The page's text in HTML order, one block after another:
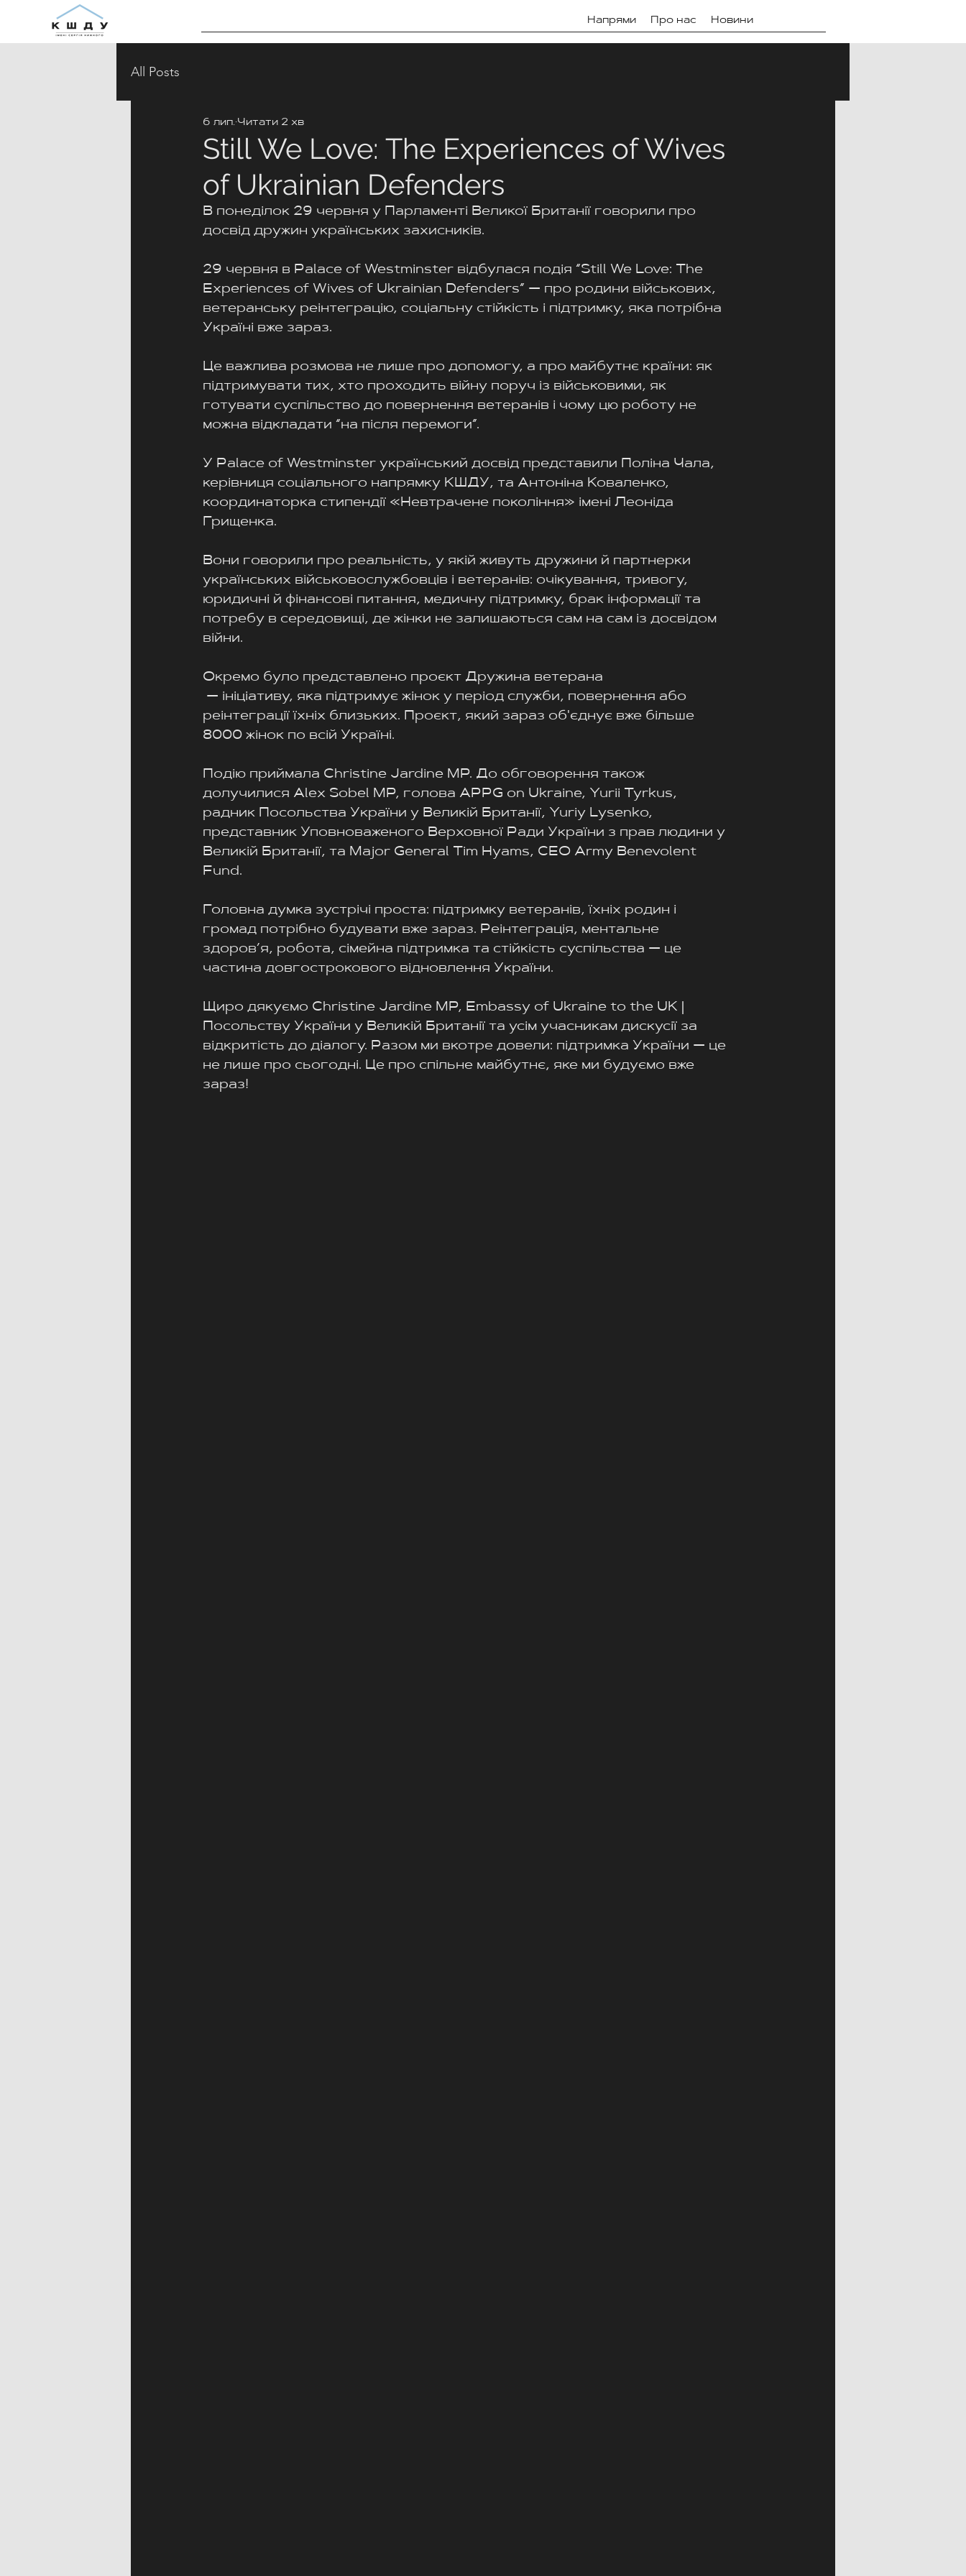
Напрями Про нас Новини
All Posts
Still We Love: The Experiences of Wives
of Ukrainian Defenders
6 лип. Читати 2 хв
В понеділок 29 червня у Парламенті Великої Британії говорили про
досвід дружин українських захисників.
29 червня в Palace of Westminster відбулася подія “Still We Love: The
Experiences of Wives of Ukrainian Defenders” — про родини військових,
ветеранську реінтеграцію, соціальну стійкість і підтримку, яка потрібна
Україні вже зараз.
Це важлива розмова не лише про допомогу, а про майбутнє країни: як
підтримувати тих, хто проходить війну поруч із військовими, як
готувати суспільство до повернення ветеранів і чому цю роботу не
можна відкладати “на після перемоги”.
У Palace of Westminster український досвід представили Поліна Чала,
керівниця соціального напрямку КШДУ, та Антоніна Коваленко,
координаторка стипендії «Невтрачене покоління» імені Леоніда
Грищенка.
Вони говорили про реальність, у якій живуть дружини й партнерки
українських військовослужбовців і ветеранів: очікування, тривогу,
юридичні й фінансові питання, медичну підтримку, брак інформації та
потребу в середовищі, де жінки не залишаються сам на сам із досвідом
війни.
Окремо було представлено проєкт Дружина ветерана
— ініціативу, яка підтримує жінок у період служби, повернення або
реінтеграції їхніх близьких. Проєкт, який зараз об'єднує вже більше
8000 жінок по всій Україні.
Подію приймала Christine Jardine MP. До обговорення також
долучилися Alex Sobel MP, голова APPG on Ukraine, Yurii Tyrkus,
радник Посольства України у Великій Британії, Yuriy Lysenko,
представник Уповноваженого Верховної Ради України з прав людини у
Великій Британії, та Major General Tim Hyams, CEO Army Benevolent
Fund.
Головна думка зустрічі проста: підтримку ветеранів, їхніх родин і
громад потрібно будувати вже зараз. Реінтеграція, ментальне
здоров’я, робота, сімейна підтримка та стійкість суспільства — це
частина довгострокового відновлення України.
Щиро дякуємо Christine Jardine MP, Embassy of Ukraine to the UK |
Посольству України у Великій Британії та усім учасникам дискусії за
відкритість до діалогу. Разом ми вкотре довели: підтримка України — це
не лише про сьогодні. Це про спільне майбутнє, яке ми будуємо вже
зараз!